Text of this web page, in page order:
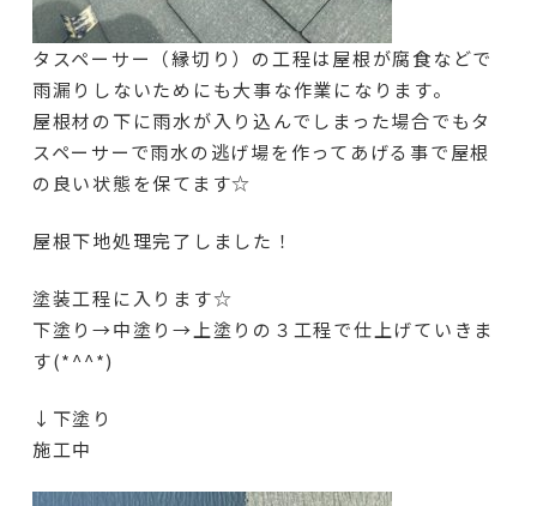
タスペーサー（縁切り）の工程は屋根が腐食などで
雨漏りしないためにも大事な作業になります。
屋根材の下に雨水が入り込んでしまった場合でもタ
スペーサーで雨水の逃げ場を作ってあげる事で屋根
の良い状態を保てます☆
屋根下地処理完了しました！
塗装工程に入ります☆
下塗り→中塗り→上塗りの３工程で仕上げていきま
す(*^^*)
↓下塗り
施工中